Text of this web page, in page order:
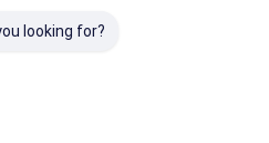
looking for?